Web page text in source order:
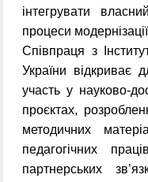
інтегрувати
процеси
Співпраця з
України відкриває
участь у науково-
проєктах,
методичних
педагогічних
партнерських